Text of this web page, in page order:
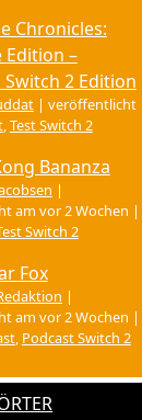
Chronicles:
Edition –
2 Edition
| veröffentlicht
,Test Switch 2
Bananza
|
am vor 2 Wochen |
Switch 2
Fox
|
am vor 2 Wochen |
, Podcast Switch 2